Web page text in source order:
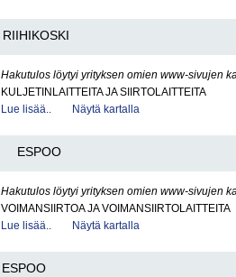
RIIHIKOSKI
Hakutulos löytyi yrityksen omien www-sivujen
KULJETINLAITTEITA JA SIIRTOLAITTEITA
Lue lisää..
Näytä kartalla
ESPOO
Hakutulos löytyi yrityksen omien www-sivujen
VOIMANSIIRTOA JA VOIMANSIIRTOLAITTEITA
Lue lisää..
Näytä kartalla
ESPOO